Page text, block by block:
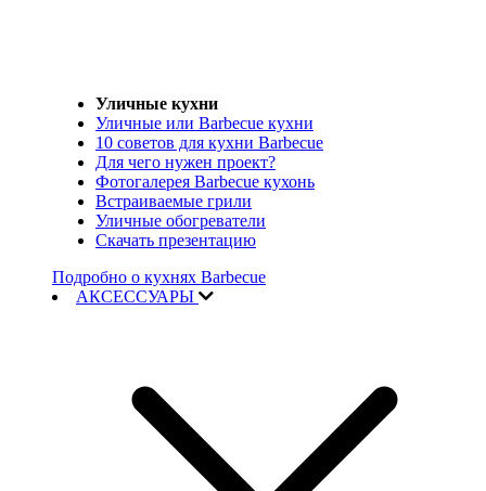
Уличные кухни
Уличные или Barbecue кухни
10 советов для кухни Barbecue
Для чего нужен проект?
Фотогалерея Barbecue кухонь
Встраиваемые грили
Уличные обогреватели
Скачать презентацию
Подробно о кухнях Barbecue
АКСЕССУАРЫ